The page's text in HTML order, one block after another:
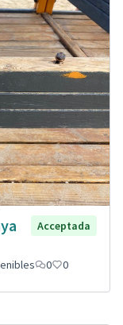
Acceptada
0 0